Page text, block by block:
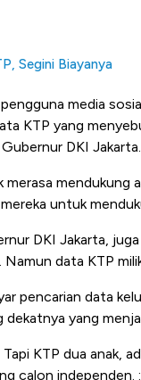
Segini Biayanya
media
KTP yang
DKI Jakarta.
mendukung
untuk
DKI Jakarta,
data KTP
pencarian data
dekatnya yang
KTP dua anak,
calon independen.
Asing Silakan